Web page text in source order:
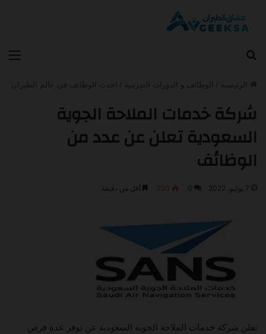
شركة خدمات الملاحة الجوية
السعودية تعلن عن عدد من
الوظائف
7 يوليو، 2022 0
250 أقل من دقيقة
تعلن شركة خدمات الملاحة الجوية السعودية عن توفر عدة فرص